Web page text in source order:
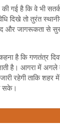
गई है कि वे भी
दिखे तो तुरंत
और जागरूकता से
है कि गणतंत्र दिवस
है। आगरा में
रहेगी ताकि शहर
सके।